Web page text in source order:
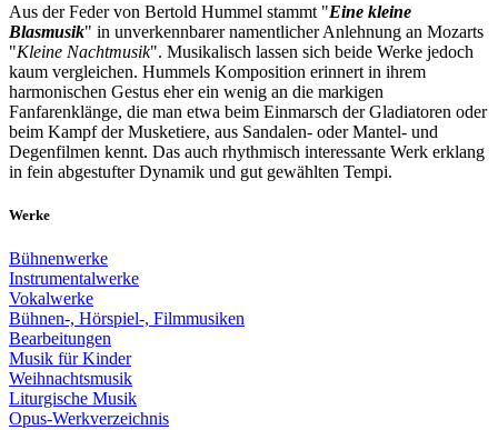
Aus der Feder von Bertold Hummel stammt "Eine kleine
Blasmusik" in unverkennbarer namentlicher Anlehnung an Mozarts
"Kleine Nachtmusik". Musikalisch lassen sich beide Werke jedoch
kaum vergleichen. Hummels Komposition erinnert in ihrem
harmonischen Gestus eher ein wenig an die markigen
Fanfarenklänge, die man etwa beim Einmarsch der Gladiatoren oder
beim Kampf der Musketiere, aus Sandalen- oder Mantel- und
Degenfilmen kennt. Das auch rhythmisch interessante Werk erklang
in fein abgestufter Dynamik und gut gewählten Tempi.
Werke
Bühnenwerke
Instrumentalwerke
Vokalwerke
Bühnen-, Hörspiel-, Filmmusiken
Bearbeitungen
Musik für Kinder
Weihnachtsmusik
Liturgische Musik
Opus-Werkverzeichnis